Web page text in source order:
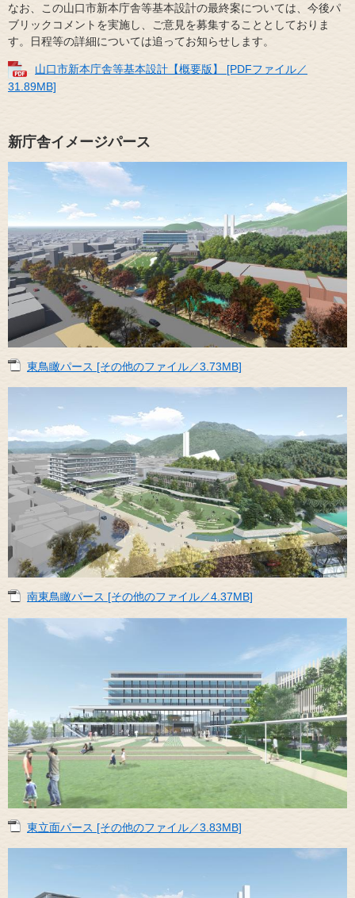
なお、この山口市新本庁舎等基本設計の最終案については、今後パ
ブリックコメントを実施し、ご意見を募集することとしておりま
す。日程等の詳細については追ってお知らせします。
山口市新本庁舎等基本設計【概要版】 [PDFファイル／
31.89MB]
新庁舎イメージパース
東鳥瞰パース [その他のファイル／3.73MB]
南東鳥瞰パース [その他のファイル／4.37MB]
東立面パース [その他のファイル／3.83MB]